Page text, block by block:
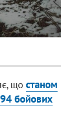
що станом
бойових